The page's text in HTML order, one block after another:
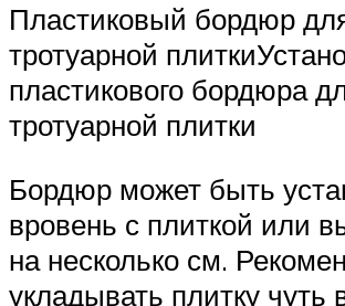
Пластиковый бордюр
тротуарной
пластикового бордюра
тротуарной плитки
Бордюр может быть
вровень с плиткой или
на несколько см.
укладывать плитку